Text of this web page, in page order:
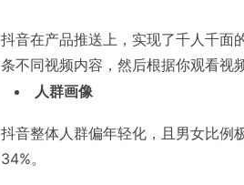
抖音在产品推送上，实现了千人千面
条不同视频内容，然后根据你观看视
人群画像
抖音整体人群偏年轻化，且男女比例
34%。